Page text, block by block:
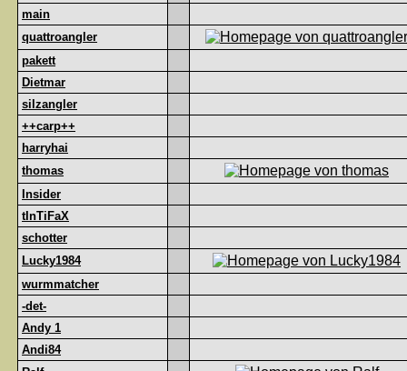
main
quattroangler
pakett
Dietmar
silzangler
++carp++
harryhai
thomas
Insider
tInTiFaX
schotter
Lucky1984
wurmmatcher
-det-
Andy 1
Andi84